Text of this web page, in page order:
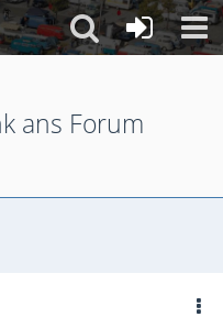
ans Forum